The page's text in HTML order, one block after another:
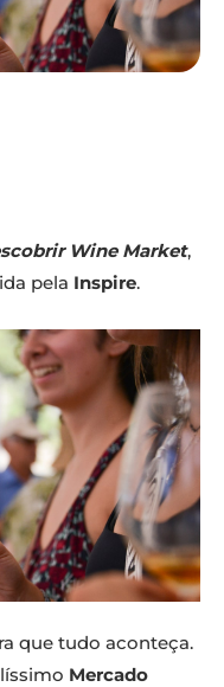
Wine Market,
pela Inspire.
que tudo aconteça.
Mercado